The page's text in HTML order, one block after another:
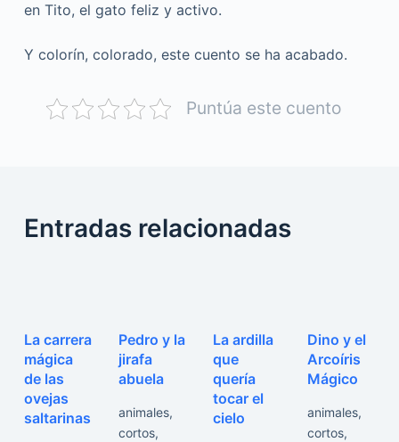
en Tito, el gato feliz y activo.
Y colorín, colorado, este cuento se ha acabado.
Puntúa este cuento
Entradas relacionadas
La carrera
mágica
de las
ovejas
saltarinas
Pedro y la
jirafa
abuela
animales,
cortos,
La ardilla
que
quería
tocar el
cielo
Dino y el
Arcoíris
Mágico
animales,
cortos,